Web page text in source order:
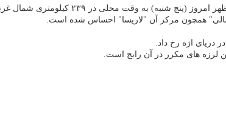
همچون مركز آن "لاریسا" احساس شده است.
لرزه های مكرر در آن رایج است.